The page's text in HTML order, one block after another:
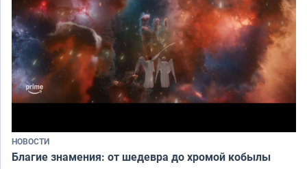
НОВОСТИ
Благие знамения: от шедевра до хромой кобылы